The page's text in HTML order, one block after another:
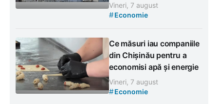
Vineri, 7 august
#Economie
Ce măsuri iau companiile
din Chișinău pentru a
economisi apă și energie
Vineri, 7 august
#Economie